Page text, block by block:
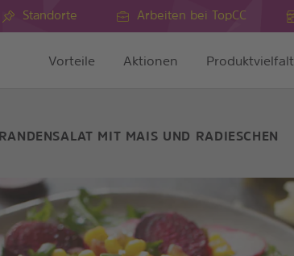
Standorte Arbeiten bei TopCC
Vorteile Aktionen Produktvielfalt
RANDENSALAT MIT MAIS UND RADIESCHEN